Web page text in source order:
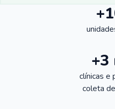
+3
clínicas e
coleta